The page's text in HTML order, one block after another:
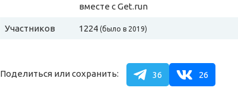
вместе с Get.run
Участников 1224 (было в 2019)
Поделиться или сохранить: 36 26